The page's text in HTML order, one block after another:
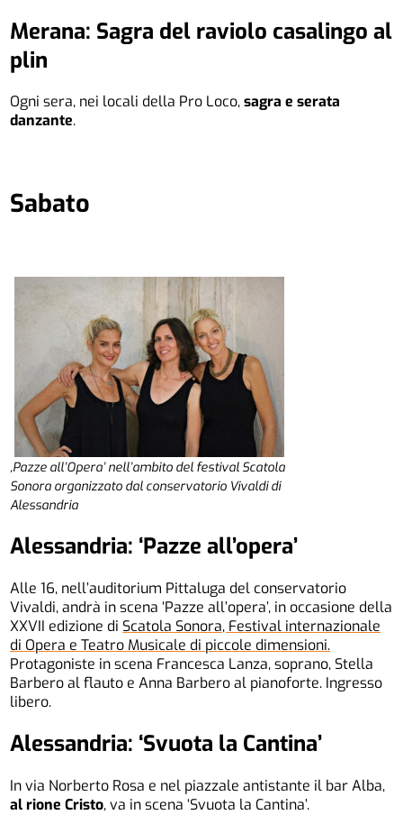
Merana: Sagra del raviolo casalingo al
plin
Ogni sera, nei locali della Pro Loco,sagra e serata
danzante.
Sabato
,Pazze all’Opera’ nell’ambito del festival Scatola
Sonora organizzato dal conservatorio Vivaldi di
Alessandria
Alessandria: ‘Pazze all’opera’
Alle 16, nell’auditorium Pittaluga del conservatorio
Vivaldi, andrà in scena ‘Pazze all’opera’, in occasione della
XXVII edizione di Scatola Sonora, Festival internazionale
di Opera e Teatro Musicale di piccole dimensioni.
Protagoniste in scena Francesca Lanza, soprano, Stella
Barbero al flauto e Anna Barbero al pianoforte. Ingresso
libero.
Alessandria: ‘Svuota la Cantina’
In via Norberto Rosa e nel piazzale antistante il bar Alba,
al rione Cristo, va in scena ‘Svuota la Cantina’.